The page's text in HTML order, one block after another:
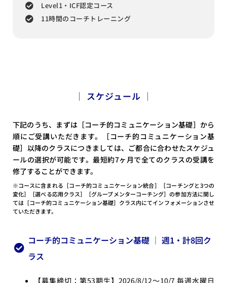
Level1・ICF認定コース
11時間のコーチトレーニング
│ スケジュール │
下記のうち、まずは［コーチ的コミュニケーション基礎］から
順にご受講いただきます。［コーチ的コミュニケーション基
礎］以降のクラスにつきましては、ご都合に合わせたスケジュ
ールの選択が可能です。最短約7ヶ月で全てのクラスの受講を
修了することができます。
※コースに含まれる［コーチ的コミュニケーション統合］［コーチングと3つの
変化］［選べる応用クラス］
［グループメンターコーチング］の参加方法に関し
ては［コーチ的コミュニケーション基礎］クラス内にてインフォメーションさせ
ていただきます。
コーチ的コミュニケーション基礎 │ 週1・計8回ク
ラス
【募集締切：第53期生】2026/8/12〜10/7 毎週水曜日